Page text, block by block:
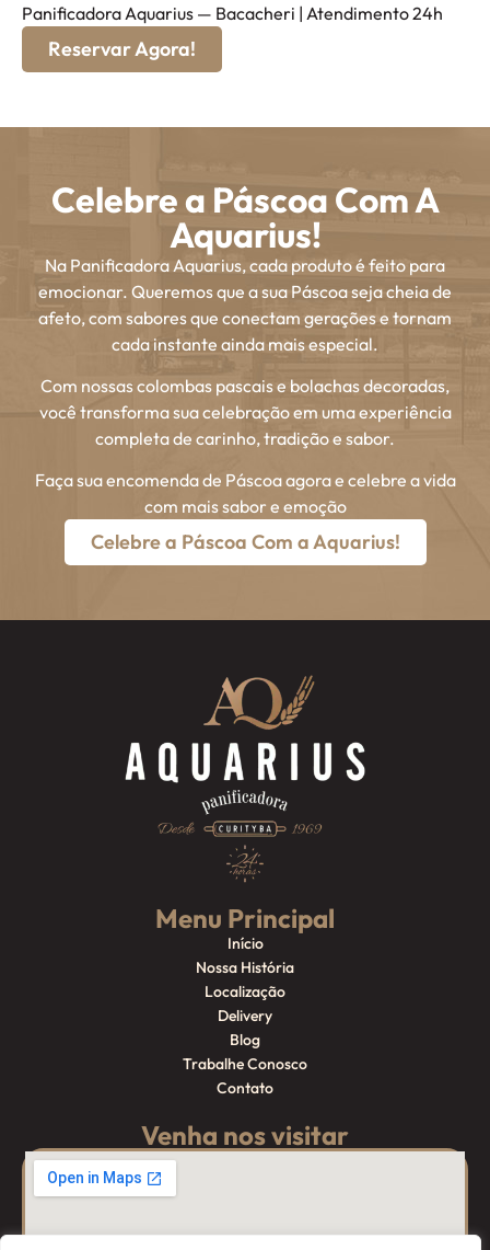
Panificadora Aquarius — Bacacheri | Atendimento 24h
Reservar Agora!
Celebre a Páscoa Com A
Aquarius!
Na Panificadora Aquarius, cada produto é feito para
emocionar. Queremos que a sua Páscoa seja cheia de
afeto, com sabores que conectam gerações e tornam
cada instante ainda mais especial.
Com nossas colombas pascais e bolachas decoradas,
você transforma sua celebração em uma experiência
completa de carinho, tradição e sabor.
Faça sua encomenda de Páscoa agora e celebre a vida
com mais sabor e emoção
Celebre a Páscoa Com a Aquarius!
Menu Principal
Início
Nossa História
Localização
Delivery
Blog
Trabalhe Conosco
Contato
Venha nos visitar